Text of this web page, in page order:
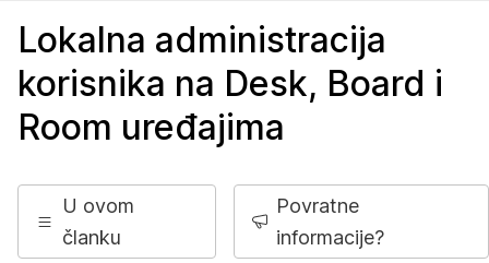
Lokalna administracija
korisnika na Desk, Board i
Room uređajima
U ovom
članku
Povratne
informacije?